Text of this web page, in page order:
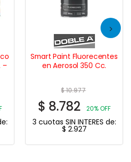
–
Smart Paint Fluorecentes
en Aerosol 350 Cc.
$10.977
$ 8.782 20% OFF
3 cuotas SIN INTERES de:
$ 2.927